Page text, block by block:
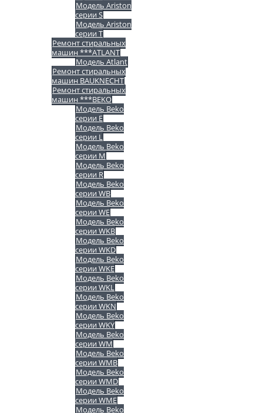
Модель Ariston
серии S
Модель Ariston
серии T
Ремонт стиральных
машин ***ATLANT
Модель Atlant
Ремонт стиральных
машин BAUKNECHT
Ремонт стиральных
машин ***BEKO
Модель Beko
серии E
Модель Beko
серии L
Модель Beko
серии M
Модель Beko
серии R
Модель Beko
серии WB
Модель Beko
серии WE
Модель Beko
серии WKB
Модель Beko
серии WKD
Модель Beko
серии WKE
Модель Beko
серии WKL
Модель Beko
серии WKN
Модель Beko
серии WKY
Модель Beko
серии WM
Модель Beko
серии WMB
Модель Beko
серии WMD
Модель Beko
серии WME
Модель Beko